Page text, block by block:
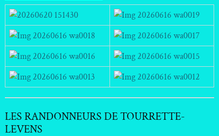
LES RANDONNEURS DE TOURRETTE-
LEVENS